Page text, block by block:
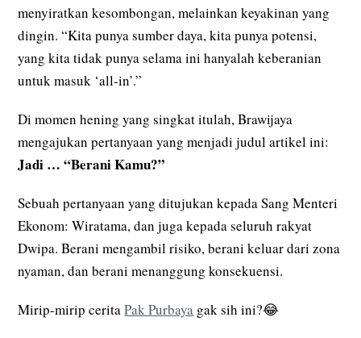
menyiratkan kesombongan, melainkan keyakinan yang
dingin. “Kita punya sumber daya, kita punya potensi,
yang kita tidak punya selama ini hanyalah keberanian
untuk masuk ‘all-in’.”
Di momen hening yang singkat itulah, Brawijaya
mengajukan pertanyaan yang menjadi judul artikel ini:
Jadi … “Berani Kamu?”
Sebuah pertanyaan yang ditujukan kepada Sang Menteri
Ekonom: Wiratama, dan juga kepada seluruh rakyat
Dwipa. Berani mengambil risiko, berani keluar dari zona
nyaman, dan berani menanggung konsekuensi.
Mirip-mirip ceritaPak Purbaya gak sih ini?😂